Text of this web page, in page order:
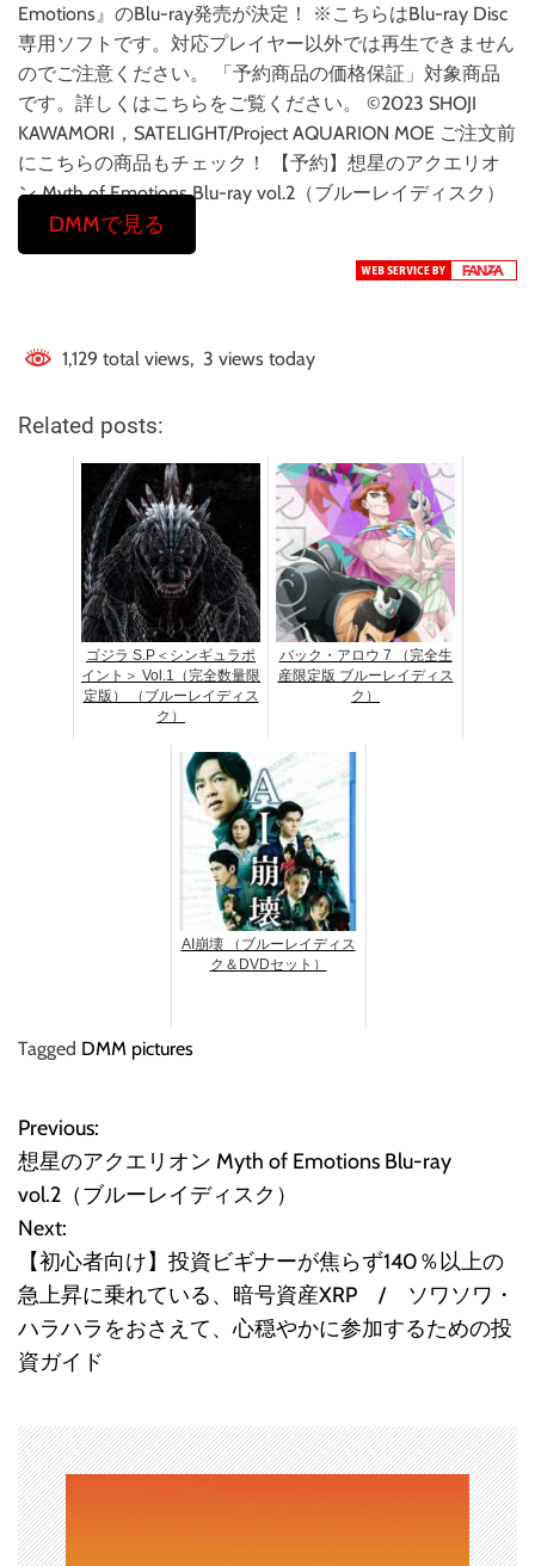
Emotions』のBlu-ray発売が決定！ ※こちらはBlu-ray Disc
専用ソフトです。対応プレイヤー以外では再生できません
のでご注意ください。 「予約商品の価格保証」対象商品
です。詳しくはこちらをご覧ください。 ©2023 SHOJI
KAWAMORI，SATELIGHT/Project AQUARION MOE ご注文前
にこちらの商品もチェック！ 【予約】想星のアクエリオ
ン Myth of Emotions Blu-ray vol.2（ブルーレイディスク）
DMMで見る
1,129 total views, 3 views today
Related posts:
ゴジラ S.P＜シンギュラポ
イント＞ Vol.1（完全数量限
定版） （ブルーレイディス
ク）
バック・アロウ 7 （完全生
産限定版 ブルーレイディス
ク）
AI崩壊 （ブルーレイディス
ク＆DVDセット）
Tagged DMM pictures
投
稿
ナ
ビ
ゲ
シ
ョ
ン
Previous:
想星のアクエリオン Myth of Emotions Blu-ray
vol.2（ブルーレイディスク）
Next:
【初心者向け】投資ビギナーが焦らず140％以上の
急上昇に乗れている、暗号資産XRP / ソワソワ・
ハラハラをおさえて、心穏やかに参加するための投
資ガイド